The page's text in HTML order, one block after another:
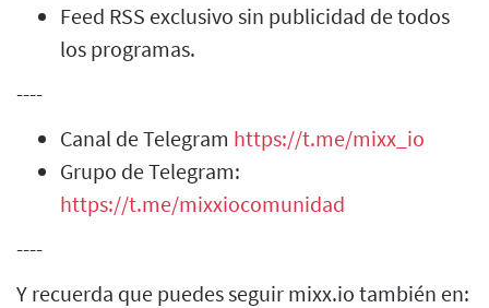
Feed RSS exclusivo sin publicidad de todos
los programas.
----
Canal de Telegram https://t.me/mixx_io
Grupo de Telegram:
https://t.me/mixxiocomunidad
----
Y recuerda que puedes seguir mixx.io también en: